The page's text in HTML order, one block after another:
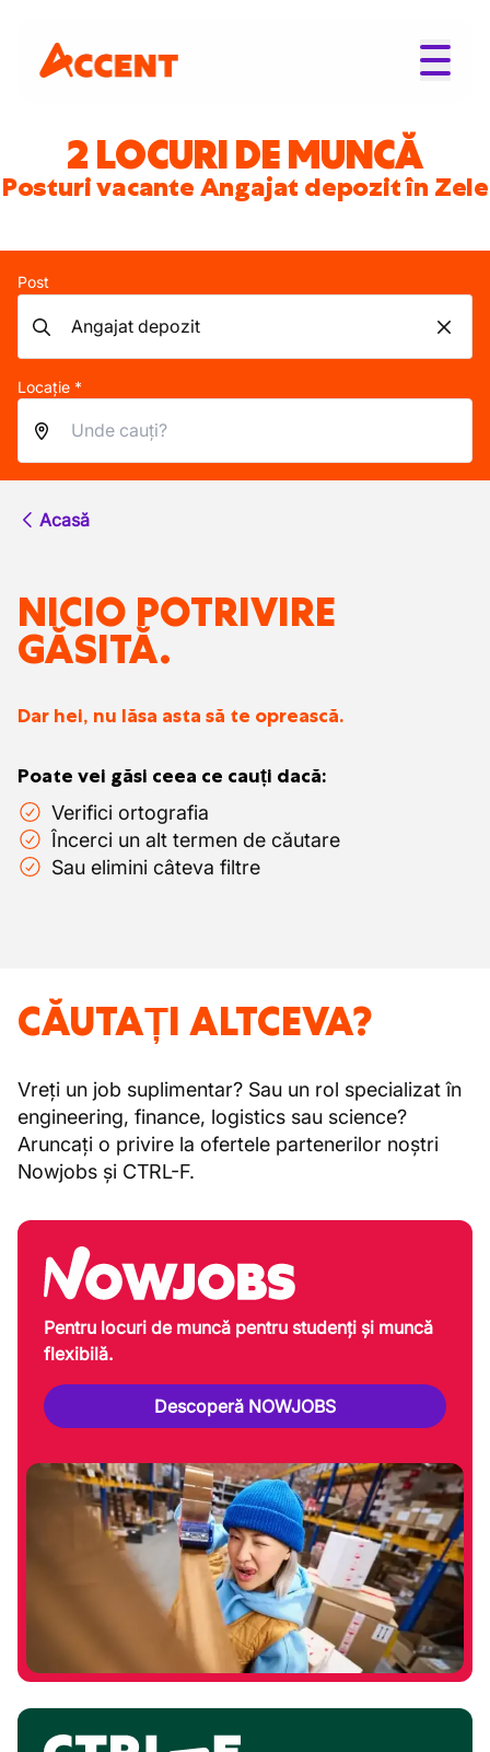
2 LOCURI DE MUNCĂ
Posturi vacante Angajat depozit în Zele
Post
Locație *
Acasă
NICIO POTRIVIRE
GĂSITĂ.
Dar hei, nu lăsa asta să te oprească.
Poate vei găsi ceea ce cauți dacă:
Verifici ortografia
Încerci un alt termen de căutare
Sau elimini câteva filtre
CĂUTAȚI ALTCEVA?
Vreți un job suplimentar? Sau un rol specializat în
engineering, finance, logistics sau science?
Aruncați o privire la ofertele partenerilor noștri
Nowjobs și CTRL-F.
Pentru locuri de muncă pentru studenți și muncă
flexibilă.
Descoperă NOWJOBS